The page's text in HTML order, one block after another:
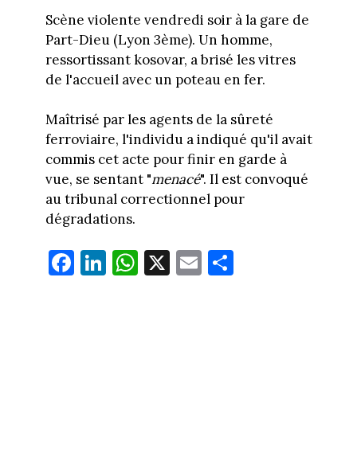
Scène violente vendredi soir à la gare de
Part-Dieu (Lyon 3ème). Un homme,
ressortissant kosovar, a brisé les vitres
de l'accueil avec un poteau en fer.
Maîtrisé par les agents de la sûreté
ferroviaire, l'individu a indiqué qu'il avait
commis cet acte pour finir en garde à
vue, se sentant "menacé". Il est convoqué
au tribunal correctionnel pour
dégradations.
Fa
ce
Li
nk
W
ha
X E
m
Pa